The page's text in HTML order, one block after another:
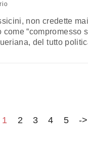
non credette
“compromesso
del tutto
1 2 3 4 5 ->